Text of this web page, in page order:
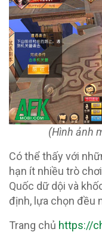
(Hình ảnh
Có thể thấy với
hạn ít nhiều trò
Quốc dữ dội và
định, lựa chọn đều
Trang chủ https://